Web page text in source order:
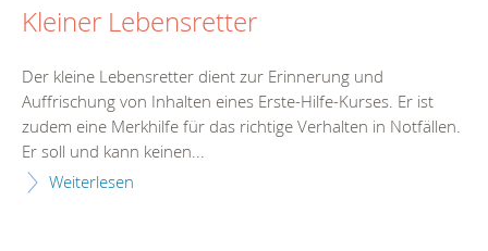
Kleiner Lebensretter
Der kleine Lebensretter dient zur Erinnerung und
Auffrischung von Inhalten eines Erste-Hilfe-Kurses. Er ist
zudem eine Merkhilfe für das richtige Verhalten in Notfällen.
Er soll und kann keinen...
Weiterlesen